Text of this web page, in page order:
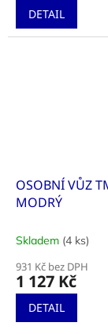
DETAIL
OSOBNÍ VŮZ
MODRÝ
Skladem (4 ks)
931 Kč bez DPH
1 127 Kč
DETAIL